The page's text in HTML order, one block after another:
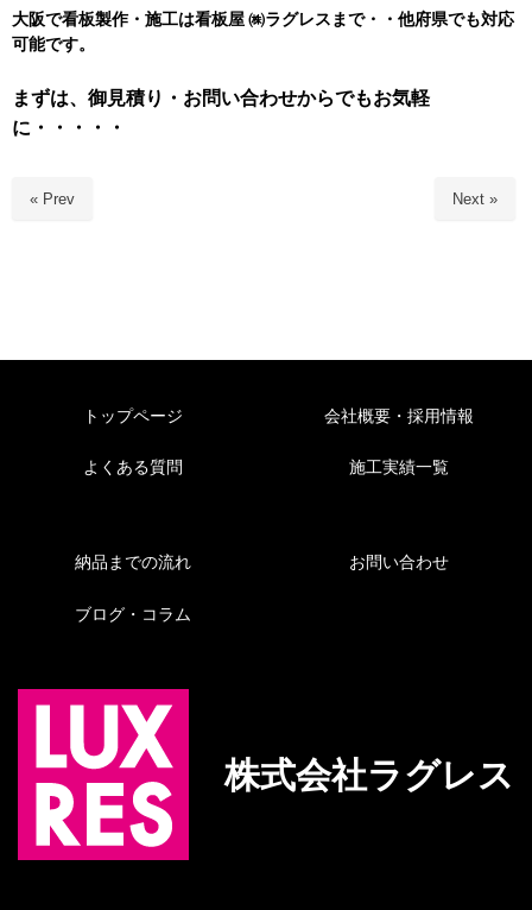
大阪で看板製作・施工は看板屋 ㈱ラグレスまで・・他府県でも対応
可能です。
まずは、御見積り・お問い合わせからでもお気軽
に・・・・・
« Prev Next »
トップページ
よくある質問
会社概要・採用情報
施工実績一覧
納品までの流れ
ブログ・コラム
お問い合わせ
株式会社ラグレス